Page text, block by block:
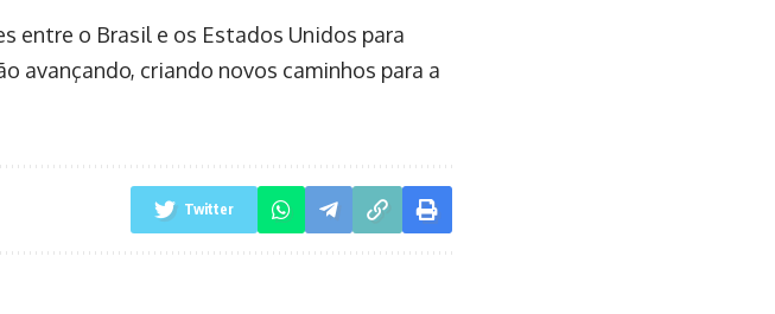
entre o Brasil e os Estados Unidos para
avançando, criando novos caminhos para a
Twitter